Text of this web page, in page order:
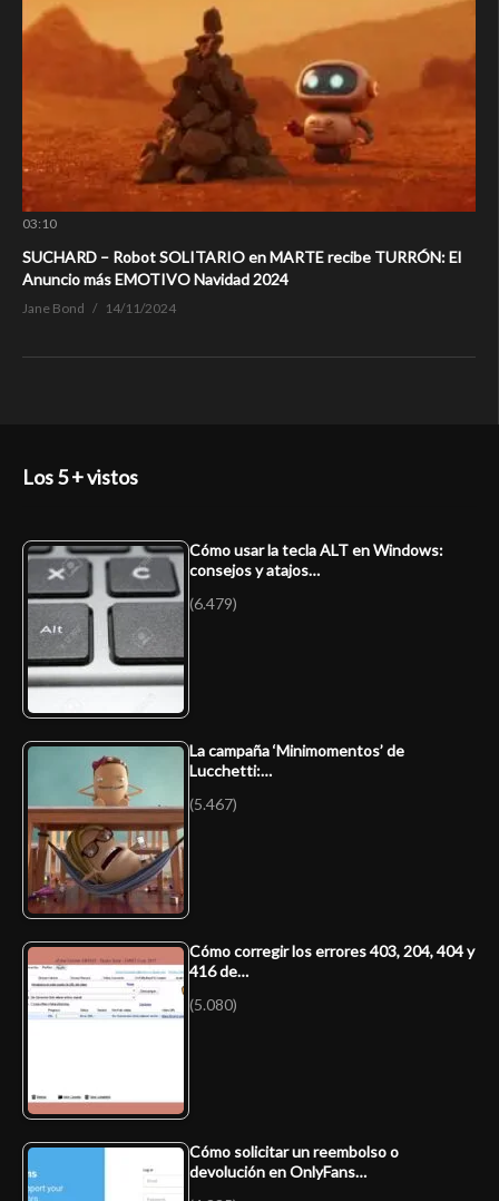
03:10
SUCHARD – Robot SOLITARIO en MARTE recibe TURRÓN: El
Anuncio más EMOTIVO Navidad 2024
Jane Bond 14/11/2024
Los 5 + vistos
Cómo usar la tecla ALT en Windows:
consejos y atajos…
(6.479)
La campaña ‘Minimomentos’ de
Lucchetti:…
(5.467)
Cómo corregir los errores 403, 204, 404 y
416 de…
(5.080)
Cómo solicitar un reembolso o
devolución en OnlyFans…